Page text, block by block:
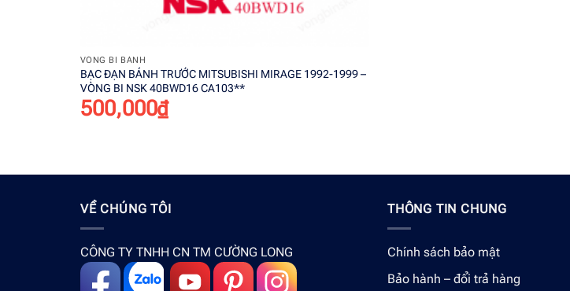
VÒNG BI BÁNH
BẠC ĐẠN BÁNH TRƯỚC MITSUBISHI MIRAGE 1992-1999 –
VÒNG BI NSK 40BWD16 CA103**
500,000₫
VỀ CHÚNG TÔI
CÔNG TY TNHH CN TM CƯỜNG LONG
THÔNG TIN CHUNG
Chính sách bảo mật
Bảo hành – đổi trả hàng